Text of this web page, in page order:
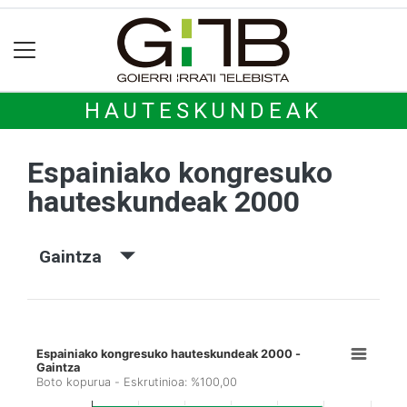
HAUTESKUNDEAK
Espainiako kongresuko
hauteskundeak 2000
Gaintza
Espainiako kongresuko hauteskundeak 2000 -
Gaintza
Boto kopurua - Eskrutinioa: %100,00